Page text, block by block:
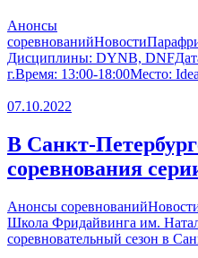
Анонсы
соревнованийНовости
Дисциплины: DYNB,
г.Время: 13:00-18:00Место:
07.10.2022
В Санкт-
соревнования
Анонсы соревнований
Школа Фридайвинга им.
соревновательный сезон в